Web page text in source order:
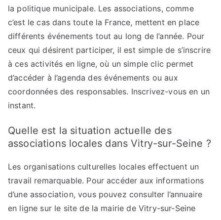
la politique municipale. Les associations, comme
c’est le cas dans toute la France, mettent en place
différents événements tout au long de l’année. Pour
ceux qui désirent participer, il est simple de s’inscrire
à ces activités en ligne, où un simple clic permet
d’accéder à l’agenda des événements ou aux
coordonnées des responsables. Inscrivez-vous en un
instant.
Quelle est la situation actuelle des
associations locales dans Vitry-sur-Seine ?
Les organisations culturelles locales effectuent un
travail remarquable. Pour accéder aux informations
d’une association, vous pouvez consulter l’annuaire
en ligne sur le site de la mairie de Vitry-sur-Seine